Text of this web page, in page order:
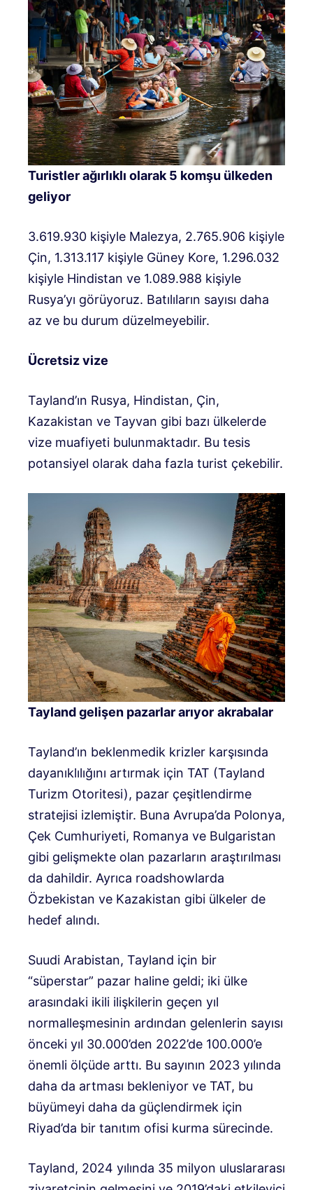
Turistler ağırlıklı olarak 5 komşu ülkeden
geliyor
3.619.930 kişiyle Malezya, 2.765.906 kişiyle
Çin, 1.313.117 kişiyle Güney Kore, 1.296.032
kişiyle Hindistan ve 1.089.988 kişiyle
Rusya’yı görüyoruz. Batılıların sayısı daha
az ve bu durum düzelmeyebilir.
Ücretsiz vize
Tayland’ın Rusya, Hindistan, Çin,
Kazakistan ve Tayvan gibi bazı ülkelerde
vize muafiyeti bulunmaktadır. Bu tesis
potansiyel olarak daha fazla turist çekebilir.
Tayland gelişen pazarlar arıyor akrabalar
Tayland’ın beklenmedik krizler karşısında
dayanıklılığını artırmak için TAT (Tayland
Turizm Otoritesi), pazar çeşitlendirme
stratejisi izlemiştir. Buna Avrupa’da Polonya,
Çek Cumhuriyeti, Romanya ve Bulgaristan
gibi gelişmekte olan pazarların araştırılması
da dahildir. Ayrıca roadshowlarda
Özbekistan ve Kazakistan gibi ülkeler de
hedef alındı.
Suudi Arabistan, Tayland için bir
“süperstar” pazar haline geldi; iki ülke
arasındaki ikili ilişkilerin geçen yıl
normalleşmesinin ardından gelenlerin sayısı
önceki yıl 30.000’den 2022’de 100.000’e
önemli ölçüde arttı. Bu sayının 2023 yılında
daha da artması bekleniyor ve TAT, bu
büyümeyi daha da güçlendirmek için
Riyad’da bir tanıtım ofisi kurma sürecinde.
Tayland, 2024 yılında 35 milyon uluslararası